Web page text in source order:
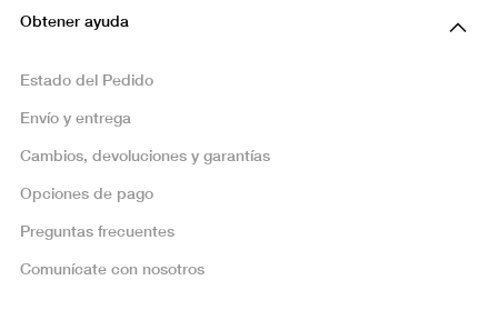
Obtener ayuda
Estado del Pedido
Envío y entrega
Cambios, devoluciones y garantías
Opciones de pago
Preguntas frecuentes
Comunícate con nosotros